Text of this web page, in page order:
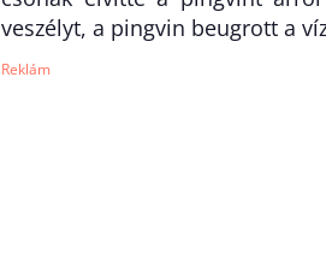
veszélyt, a pingvin beugrott a
Reklám